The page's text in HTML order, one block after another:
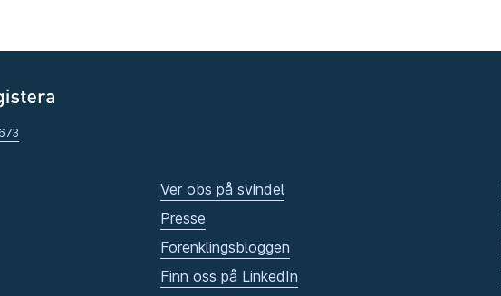
Ver obs på svindel
Presse
Forenklingsbloggen
Finn oss på LinkedIn